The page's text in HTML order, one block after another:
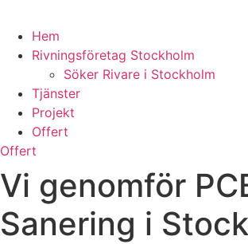
Hem
Rivningsföretag Stockholm
Söker Rivare i Stockholm
Tjänster
Projekt
Offert
Offert
Vi genomför
Sanering i